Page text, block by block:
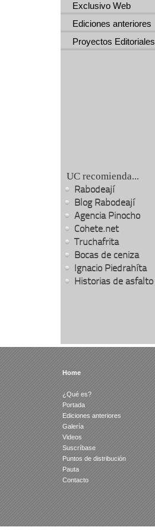
Exclusivo Web
Ediciones anteriores
Proyectos Editoriales
UC recomienda...
Rabodeají
Blog Rabodeají
Agencia Pinocho
Cohete.net
Truchafrita
Bocas de ceniza
Ignacio Piedrahíta
Historias de asfalto
Home
¿Qué es?
Portada
Ediciones anteriores
Galería
Videos
Suscríbase
Puntos de distribución
Pauta
Contacto